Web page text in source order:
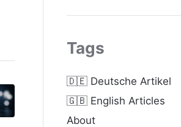
Tags
🇩🇪 Deutsche Artikel
🇬🇧 English Articles
About